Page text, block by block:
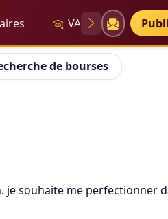
VAE
de bourses
souhaite me perfectionner